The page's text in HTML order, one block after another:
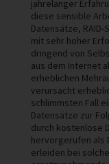
jahrelanger
diese sensible
Datensätze,
mit sehr hoher
dringend von
aus dem Internet
erheblichen
verursacht
schlimmsten Fall
Datensätze zur
durch kostenlose
hervorgerufen als
erleiden bei